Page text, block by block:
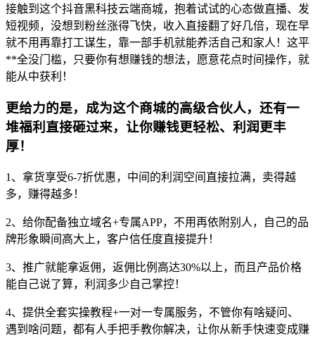
接触到这个抖音黑科技云端商城，抱着试试的心态做直播、发
短视频，没想到粉丝涨得飞快，收入直接翻了好几倍，现在早
就不用再靠打工谋生，靠一部手机就能养活自己和家人！这平
**全没门槛，只要你有想赚钱的想法，愿意花点时间操作，就
能从中获利！
更给力的是，成为这个商城的高级合伙人，还有一
堆福利直接砸过来，让你赚钱更轻松、利润更丰
厚！
1、拿货享受6-7折优惠，中间的利润空间直接拉满，卖得越
多，赚得越多！
2、给你配备独立域名+专属APP，不用再依附别人，自己的品
牌形象瞬间高大上，客户信任度直接提升！
3、推广就能拿返佣，返佣比例高达30%以上，而且产品价格
能自己说了算，利润多少自己掌控！
4、提供全套实操教程+一对一专属服务，不管你有啥疑问、
遇到啥问题，都有人手把手教你解决，让你从新手快速变成赚